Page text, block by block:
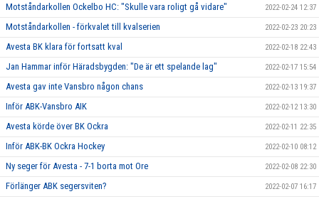
Motståndarkollen Ockelbo HC: "Skulle vara roligt gå vidare" 2022-02-24 12:37
Motståndarkollen - förkvalet till kvalserien 2022-02-23 20:23
Avesta BK klara för fortsatt kval 2022-02-18 22:43
Jan Hammar inför Häradsbygden: "De är ett spelande lag" 2022-02-17 15:54
Avesta gav inte Vansbro någon chans 2022-02-13 19:37
Inför ABK-Vansbro AIK 2022-02-12 13:30
Avesta körde över BK Ockra 2022-02-11 22:35
Inför ABK-BK Ockra Hockey 2022-02-10 08:12
Ny seger för Avesta - 7-1 borta mot Ore 2022-02-08 22:30
Förlänger ABK segersviten? 2022-02-07 16:17